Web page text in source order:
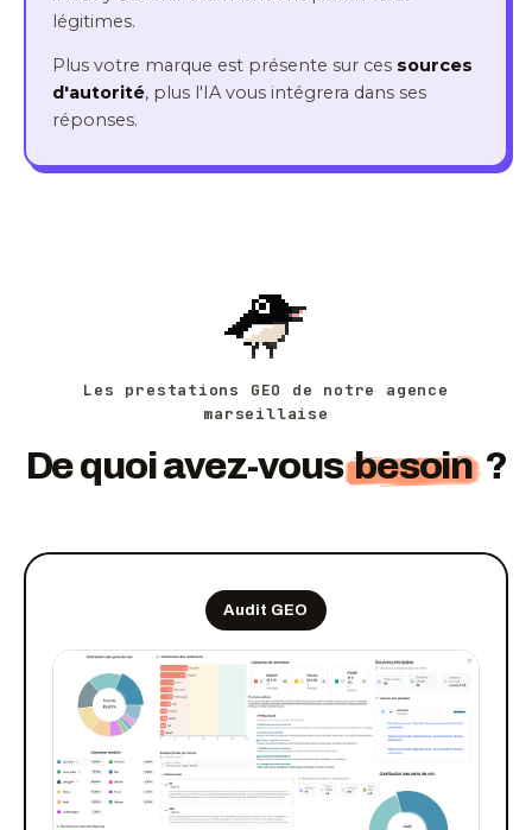
légitimes.
Plus votre marque est présente sur ces sources
d'autorité, plus l'IA vous intégrera dans ses
réponses.
Les prestations GEO de notre agence
marseillaise
De quoi avez-vousbesoin?
Audit GEO